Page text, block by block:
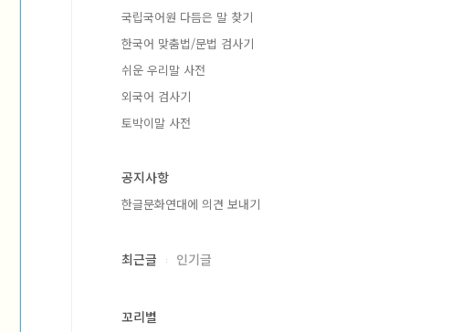
국립국어원 다듬은 말 찾기
한국어 맞춤법/문법 검사기
쉬운 우리말 사전
외국어 검사기
토박이말 사전
공지사항
한글문화연대에 의견 보내기
최근글 인기글
꼬리별